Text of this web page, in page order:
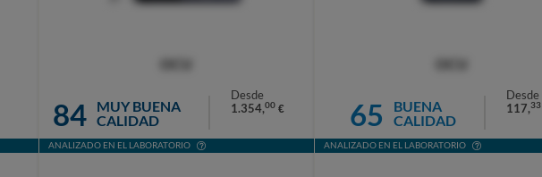
84
MUY BUENA
CALIDAD
Desde
1.354,00 €
ANALIZADO EN EL LABORATORIO
65
BUENA
CALIDAD
Desde
117,33
ANALIZADO EN EL LABORATORIO